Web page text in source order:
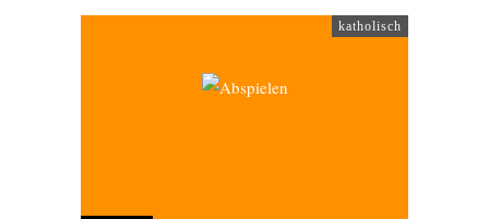
katholisch